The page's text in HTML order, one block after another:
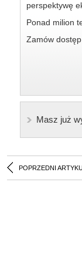
perspektywę
Ponad milion
Zamów
Masz już
POPRZEDNI